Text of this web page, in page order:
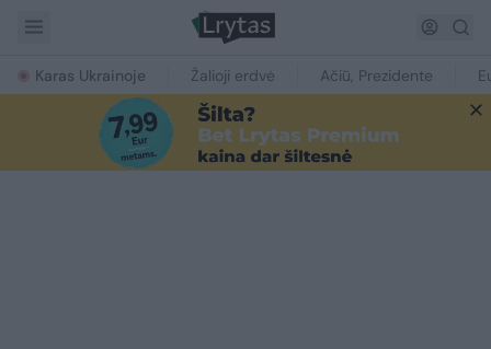
Karas Ukrainoje Žalioji erdvė Ačiū, Prezidente